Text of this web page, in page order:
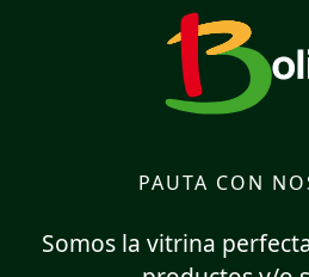
PAUTA CON
Somos la vitrina